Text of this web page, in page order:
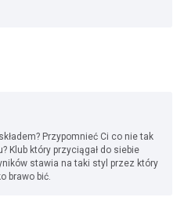
Przypomnieć Ci co nie tak
Klub który przyciągał do siebie
stawia na taki styl przez który
brawo bić.